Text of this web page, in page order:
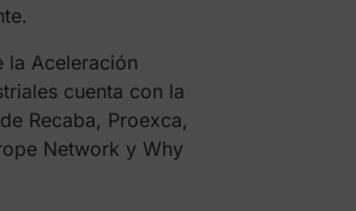
la Aceleración
cuenta con la
Recaba, Proexca,
Network y Why